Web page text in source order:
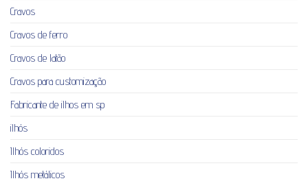
Cravos
Cravos de ferro
Cravos de latão
Cravos para customização
Fabricante de ilhos em sp
ilhós
Ilhós coloridos
Ilhós metálicos